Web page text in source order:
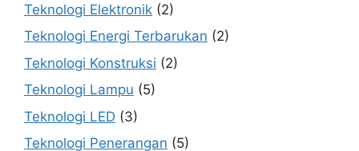
Teknologi Elektronik (2)
Teknologi Energi Terbarukan (2)
Teknologi Konstruksi (2)
Teknologi Lampu (5)
Teknologi LED (3)
Teknologi Penerangan (5)